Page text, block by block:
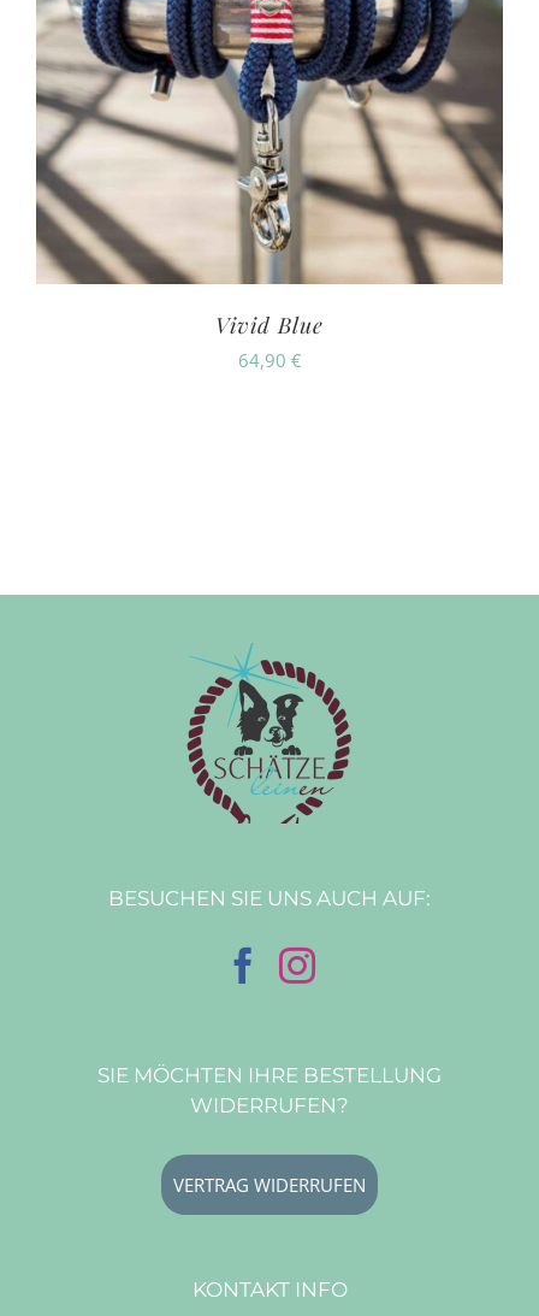
Vivid Blue
64,90 €
BESUCHEN SIE UNS AUCH AUF:
SIE MÖCHTEN IHRE BESTELLUNG
WIDERRUFEN?
VERTRAG WIDERRUFEN
KONTAKT INFO